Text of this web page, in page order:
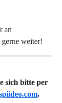
an
weiter!
sich bitte per
.